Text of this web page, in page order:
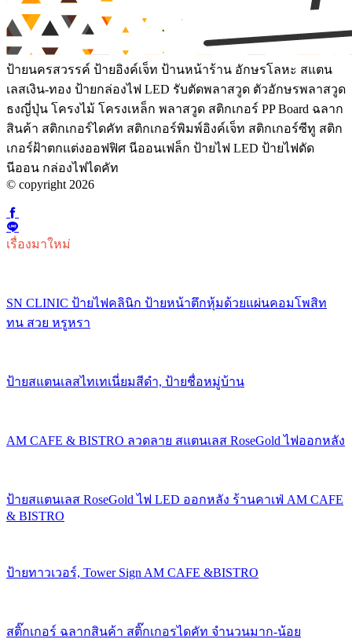
ป้ายนครสวรรค์ ป้ายอิงค์เจ็ท ป้านหน้าร้าน อักษรโลหะ สแตน
เลสเงิน-ทอง ป้ายกล่องไฟ LED รับตัดพลาสวูด ตัวอักษรพลาสวูด
ธงญี่ปุ่น โครงไม้ โครงเหล็ก พลาสวูด สติกเกอร์ PP Board ฉลาก
สินค้า สติกเกอร์ไดคัท สติกเกอร์พิมพ์อิงค์เจ็ท สติกเกอร์ซีทู สติก
เกอร์ฝ้าตกแต่งออฟฟิศ นีออนเฟล็ก ป้ายไฟ LED ป้ายไฟดัด
นีออน กล่องไฟไดคัท
© copyright 2026
เรื่องมาใหม่
SN CLINIC ป้ายไฟคลินิก ป้ายหน้าตึกหุ้มด้วยแผ่นคอมโพสิท
ทน สวย หรูหรา
ป้ายสแตนเลสไทเทเนี่ยมสีดำ, ป้ายชื่อหมู่บ้าน
AM CAFE & BISTRO ลวดลาย สแตนเลส RoseGold ไฟออกหลัง
ป้ายสแตนเลส RoseGold ไฟ LED ออกหลัง ร้านคาเฟ่ AM CAFE
& BISTRO
ป้ายทาวเวอร์, Tower Sign AM CAFE &BISTRO
สติ๊กเกอร์ ฉลากสินค้า สติ๊กเกอรไดคัท จำนวนมาก-น้อย